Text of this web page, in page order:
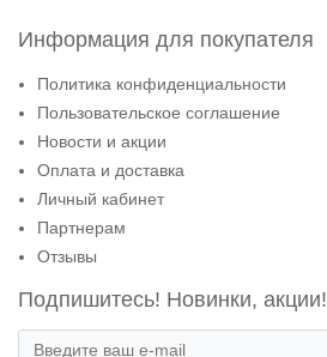
Информация для покупателя
Политика конфиденциальности
Пользовательское соглашение
Новости и акции
Оплата и доставка
Личный кабинет
Партнерам
Отзывы
Подпишитесь! Новинки, акции!